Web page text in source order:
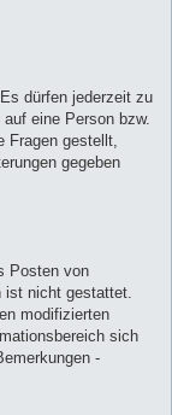
dürfen jederzeit zu
eine Person bzw.
Fragen gestellt,
gegeben
Posten von
ist nicht gestattet.
modifizierten
sich
-